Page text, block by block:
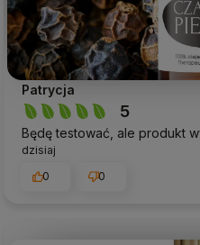
Patrycja
5
Będę testować, ale produkt
dzisiaj
0
0